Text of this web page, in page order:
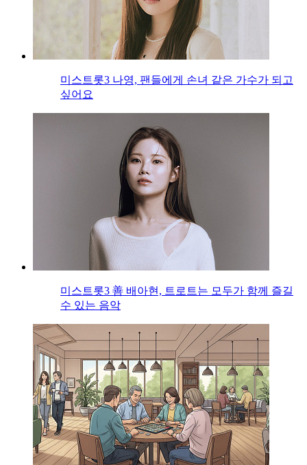
미스트롯3 나영, 팬들에게 손녀 같은 가수가 되고
싶어요
미스트롯3 善 배아현, 트로트는 모두가 함께 즐길
수 있는 음악